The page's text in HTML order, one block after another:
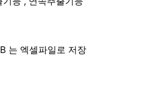
는 엑셀파일로 저장